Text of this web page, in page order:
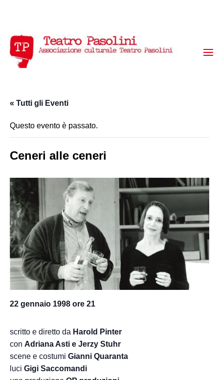
« Tutti gli Eventi
Questo evento è passato.
Ceneri alle ceneri
22 gennaio 1998 ore 21
scritto e diretto da Harold Pinter
con Adriana Asti e Jerzy Stuhr
scene e costumi Gianni Quaranta
luci Gigi Saccomandi